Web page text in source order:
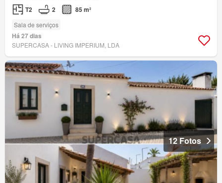
T2 2 85 m²
Sala de serviços
Há 27 dias
SUPERCASA - LIVING IMPERIUM, LDA
12 Fotos